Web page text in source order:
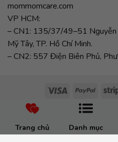
Trang chủ Danh mục
mommomcare.com
VP HCM:
– CN1: 135/37/49–51 Nguyễn
Mỹ Tây, TP. Hồ Chí Minh.
– CN2: 557 Điện Biên Phủ,